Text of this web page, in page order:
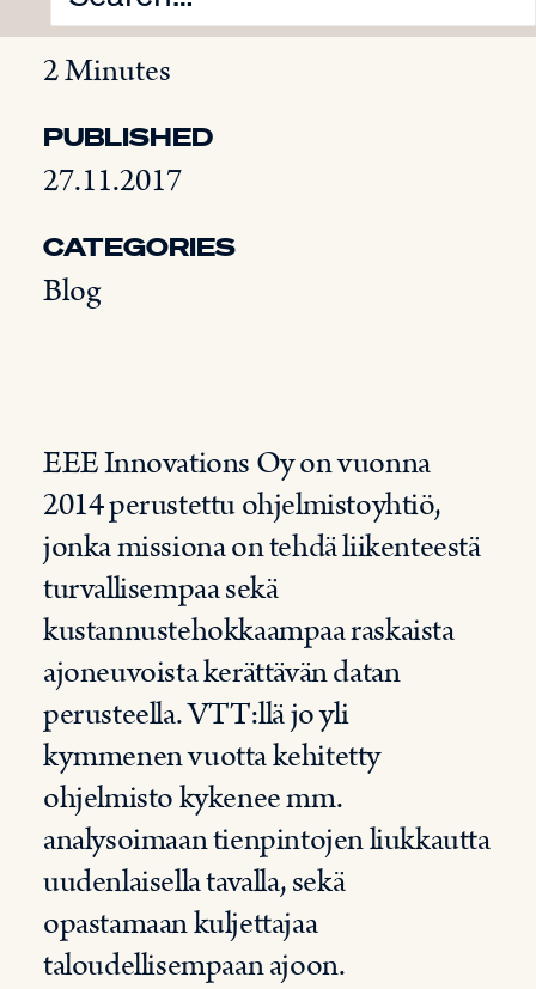
READING TIME
2 Minutes
PUBLISHED
27.11.2017
CATEGORIES
Blog
EEE Innovations Oy on vuonna
2014 perustettu ohjelmistoyhtiö,
jonka missiona on tehdä liikenteestä
turvallisempaa sekä
kustannustehokkaampaa raskaista
ajoneuvoista kerättävän datan
perusteella. VTT:llä jo yli
kymmenen vuotta kehitetty
ohjelmisto kykenee mm.
analysoimaan tienpintojen liukkautta
uudenlaisella tavalla, sekä
opastamaan kuljettajaa
taloudellisempaan ajoon.